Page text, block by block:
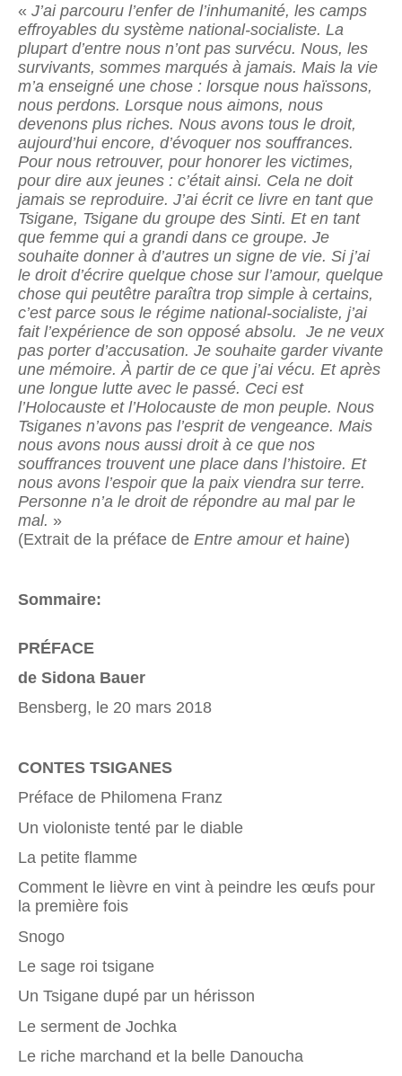
« J’ai parcouru l’enfer de l’inhumanité, les camps
effroyables du système national-socialiste. La
plupart d’entre nous n’ont pas survécu. Nous, les
survivants, sommes marqués à jamais. Mais la vie
m’a enseigné une chose : lorsque nous haïssons,
nous perdons. Lorsque nous aimons, nous
devenons plus riches. Nous avons tous le droit,
aujourd’hui encore, d’évoquer nos souffrances.
Pour nous retrouver, pour honorer les victimes,
pour dire aux jeunes : c’était ainsi. Cela ne doit
jamais se reproduire. J’ai écrit ce livre en tant que
Tsigane, Tsigane du groupe des Sinti. Et en tant
que femme qui a grandi dans ce groupe. Je
souhaite donner à d’autres un signe de vie. Si j’ai
le droit d’écrire quelque chose sur l’amour, quelque
chose qui peutêtre paraîtra trop simple à certains,
c’est parce sous le régime national-socialiste, j’ai
fait l’expérience de son opposé absolu. Je ne veux
pas porter d’accusation. Je souhaite garder vivante
une mémoire. À partir de ce que j’ai vécu. Et après
une longue lutte avec le passé. Ceci est
l’Holocauste et l’Holocauste de mon peuple. Nous
Tsiganes n’avons pas l’esprit de vengeance. Mais
nous avons nous aussi droit à ce que nos
souffrances trouvent une place dans l’histoire. Et
nous avons l’espoir que la paix viendra sur terre.
Personne n’a le droit de répondre au mal par le
mal. »
(Extrait de la préface de Entre amour et haine)
Sommaire:
PRÉFACE
de Sidona Bauer
Bensberg, le 20 mars 2018
CONTES TSIGANES
Préface de Philomena Franz
Un violoniste tenté par le diable
La petite flamme
Comment le lièvre en vint à peindre les œufs pour
la première fois
Snogo
Le sage roi tsigane
Un Tsigane dupé par un hérisson
Le serment de Jochka
Le riche marchand et la belle Danoucha